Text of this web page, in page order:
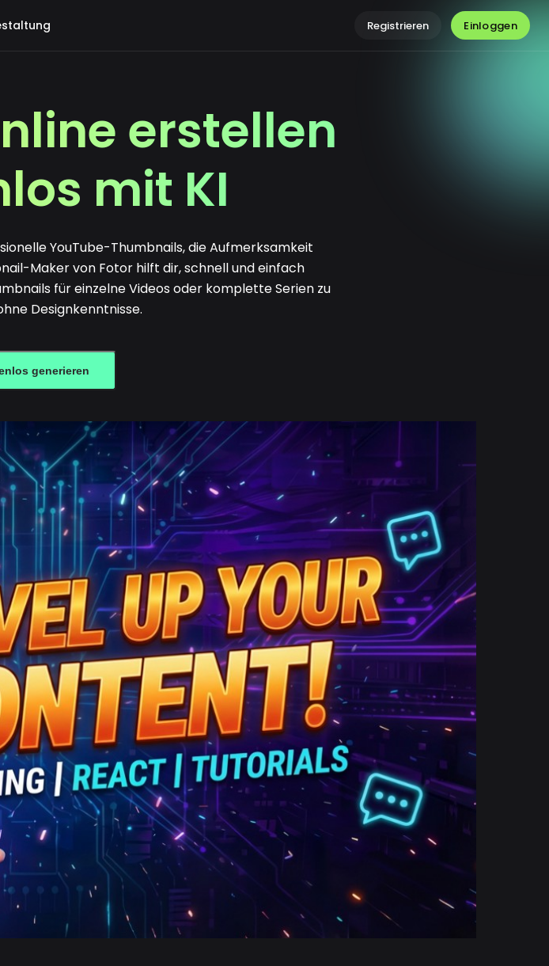
Registrieren Einloggen
erstellen
mit KI
YouTube-Thumbnails, die Aufmerksamkeit
Maker von Fotor hilft dir, schnell und einfach
für einzelne Videos oder komplette Serien zu
Designkenntnisse.
generieren